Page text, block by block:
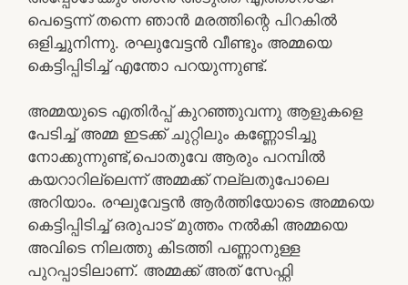
പെട്ടെന്ന് തന്നെ ഞാൻ മരത്തിന്റെ പിറകിൽ
ഒളിച്ചുനിന്നു. രഘുവേട്ടൻ വീണ്ടും അമ്മയെ
കെട്ടിപ്പിടിച്ച് എന്തോ പറയുന്നുണ്ട്.
അമ്മയുടെ എതിർപ്പ് കുറഞ്ഞുവന്നു ആളുകളെ
പേടിച്ച് അമ്മ ഇടക്ക് ചുറ്റിലും കണ്ണോടിച്ചു
നോക്കുന്നുണ്ട്,പൊതുവേ ആരും പറമ്പിൽ
കയറാറില്ലെന്ന് അമ്മക്ക് നല്ലതുപോലെ
അറിയാം. രഘുവേട്ടൻ ആർത്തിയോടെ അമ്മയെ
കെട്ടിപ്പിടിച്ച് ഒരുപാട് മുത്തം നൽകി അമ്മയെ
അവിടെ നിലത്തു കിടത്തി പണ്ണാനുള്ള
പുറപ്പാടിലാണ്. അമ്മക്ക് അത് സേഫ്റ്റി